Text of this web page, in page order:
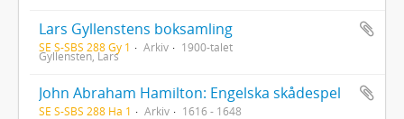
Lars Gyllenstens boksamling
SE S-SBS 288 Gy 1 Arkiv 1900-talet
Gyllensten, Lars
John Abraham Hamilton: Engelska skådespel
SE S-SBS 288 Ha 1 Arkiv 1616 - 1648